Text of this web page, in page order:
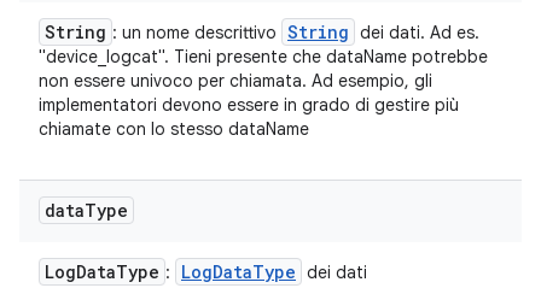
String : un nome descrittivo String dei dati. Ad es.
"device_logcat". Tieni presente che dataName potrebbe
non essere univoco per chiamata. Ad esempio, gli
implementatori devono essere in grado di gestire più
chiamate con lo stesso dataName
dataType
LogDataType : LogDataType dei dati